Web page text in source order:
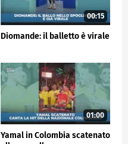
00:15
Diomande: il balletto è virale
01:00
Yamal in Colombia scatenato